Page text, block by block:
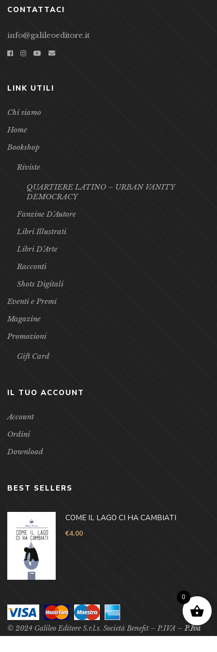
CONTATTACI
info@galileoeditore.it
LINK UTILI
Chi siamo
Home
Bookshop
Riviste
QUARTIERE LATINO – URBAN VANITY
DEMOCRACY
Fanzine D’Autore
Libri Illustrati
Libri D’Arte
Racconti
Shots Digitali
Eventi e Premi
Magazine
Promozioni
Gift Card
IL TUO ACCOUNT
Account
Ordini
Download
BEST SELLERS
COME IL LAGO CI HA CAMBIATI
€4.00
© 2024 Galileo Editore S.r.l.s. Società Benefit – P.IVA –P.Iva
0